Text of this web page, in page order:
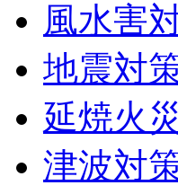
風水害
地震対
延焼火
津波対